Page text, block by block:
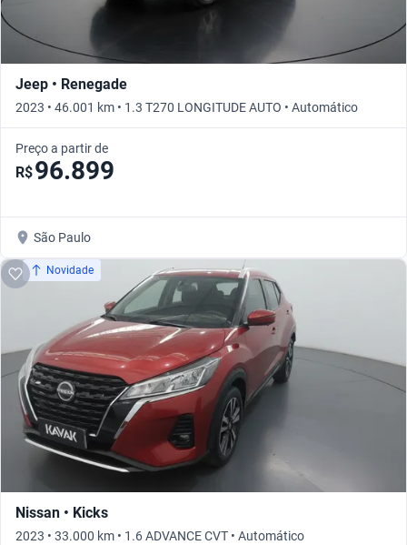
Jeep • Renegade
2023 • 46.001 km • 1.3 T270 LONGITUDE AUTO • Automático
Preço a partir de
R$96.899
São Paulo
Novidade
Nissan • Kicks
2023 • 33.000 km • 1.6 ADVANCE CVT • Automático